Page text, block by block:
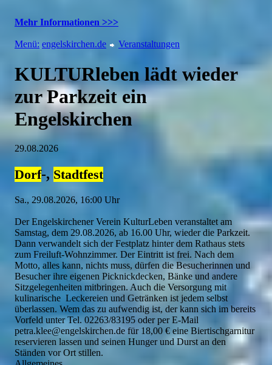
Mehr Informationen >>>
Menü: engelskirchen.de Veranstaltungen
KULTURleben lädt wieder
zur Parkzeit ein
Engelskirchen
29.08.2026
Dorf-, Stadtfest
Sa., 29.08.2026, 16:00 Uhr
Der Engelskirchener Verein KulturLeben veranstaltet am
Samstag, dem 29.08.2026, ab 16.00 Uhr, wieder die Parkzeit.
Dann verwandelt sich der Festplatz hinter dem Rathaus stets
zum Freiluft-Wohnzimmer. Der Eintritt ist frei. Nach dem
Motto, alles kann, nichts muss, dürfen die Besucherinnen und
Besucher ihre eigenen Picknickdecken, Bänke und andere
Sitzgelegenheiten mitbringen. Auch die Versorgung mit
kulinarische Leckereien und Getränken ist jedem selbst
überlassen. Wem das zu aufwendig ist, der kann sich im bereits
Vorfeld unter Tel. 02263/83195 oder per E-Mail
petra.klee@engelskirchen.de für 18,00 € eine Biertischgarnitur
reservieren lassen und seinen Hunger und Durst an den
Ständen vor Ort stillen.